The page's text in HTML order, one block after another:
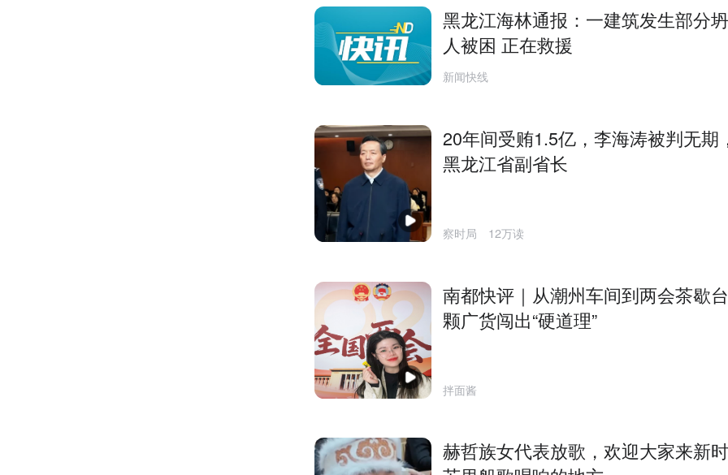
黑龙江海林通报：一建筑发生部分
人被困 正在救援
新闻快线
20年间受贿1.5亿，李海涛被判无期
黑龙江省副省长
察时局 12万读
南都快评｜从潮州车间到两会茶歇
颗广货闯出“硬道理”
拌面酱
赫哲族女代表放歌，欢迎大家来新